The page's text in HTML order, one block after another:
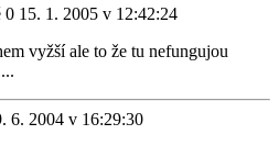
15. 1. 2005 v 12:42:24
vyžší ale to že tu nefungujou
6. 2004 v 16:29:30